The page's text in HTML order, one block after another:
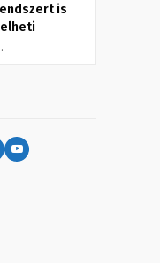
is